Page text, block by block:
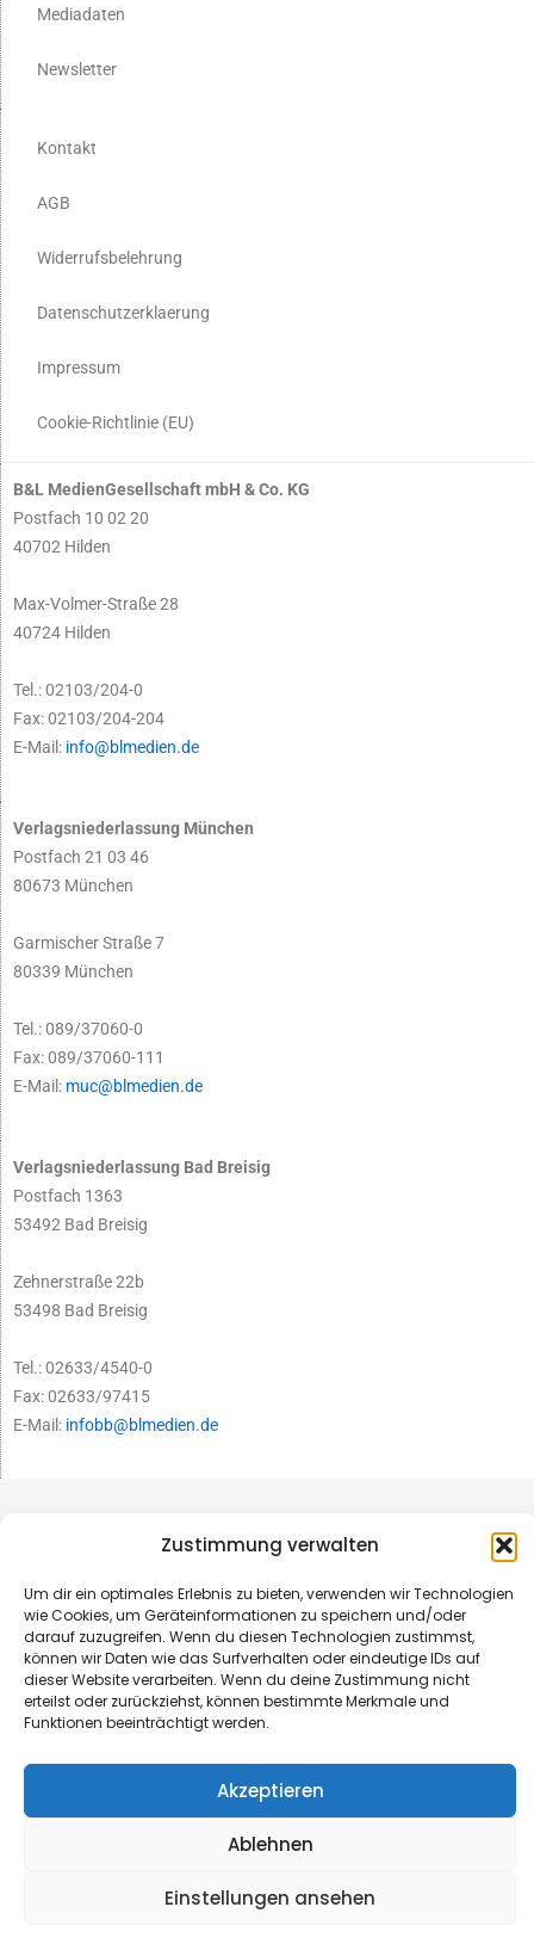
Zustimmung verwalten
Um dir ein optimales Erlebnis zu bieten, verwenden wir Technologien
wie Cookies, um Geräteinformationen zu speichern und/oder
darauf zuzugreifen. Wenn du diesen Technologien zustimmst,
können wir Daten wie das Surfverhalten oder eindeutige IDs auf
dieser Website verarbeiten. Wenn du deine Zustimmung nicht
erteilst oder zurückziehst, können bestimmte Merkmale und
Funktionen beeinträchtigt werden.
Akzeptieren
Ablehnen
Einstellungen ansehen
Mediadaten
Newsletter
Kontakt
AGB
Widerrufsbelehrung
Datenschutzerklaerung
Impressum
Cookie-Richtlinie (EU)
B&L MedienGesellschaft mbH & Co. KG
Postfach 10 02 20
40702 Hilden
Max-Volmer-Straße 28
40724 Hilden
Tel.: 02103/204-0
Fax: 02103/204-204
E-Mail: info@blmedien.de
Verlagsniederlassung München
Postfach 21 03 46
80673 München
Garmischer Straße 7
80339 München
Tel.: 089/37060-0
Fax: 089/37060-111
E-Mail: muc@blmedien.de
Verlagsniederlassung Bad Breisig
Postfach 1363
53492 Bad Breisig
Zehnerstraße 22b
53498 Bad Breisig
Tel.: 02633/4540-0
Fax: 02633/97415
E-Mail: infobb@blmedien.de